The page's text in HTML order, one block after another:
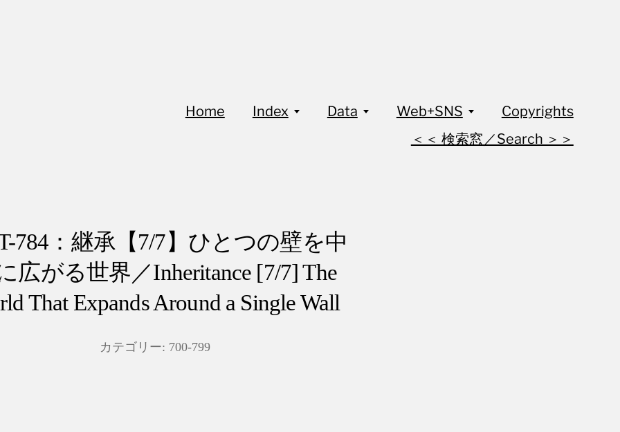
Home Index Data Web+SNS
Copyrights
＜＜ 検索窓／Search ＞＞
784：継承【7/7】ひとつの壁を中
広がる世界／Inheritance [7/7] The
That Expands Around a Single Wall
カテゴリー: 700-799